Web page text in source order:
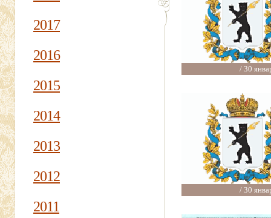
2017
2016
2015
2014
2013
2012
2011
/ 30
/ 30